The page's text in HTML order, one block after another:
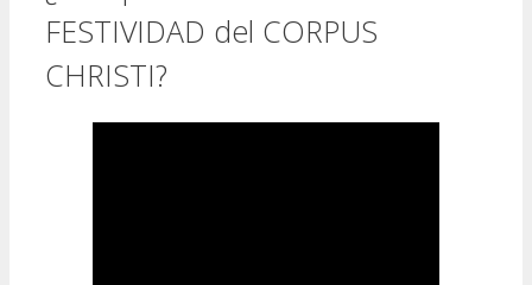
FESTIVIDAD del CORPUS
CHRISTI?